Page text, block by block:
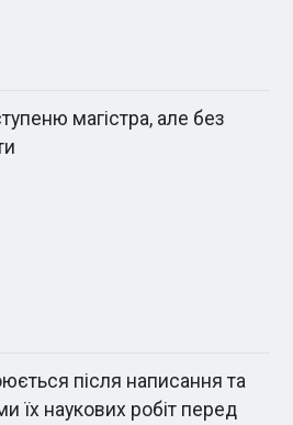
магістра, але без
після написання та
їх наукових робіт перед